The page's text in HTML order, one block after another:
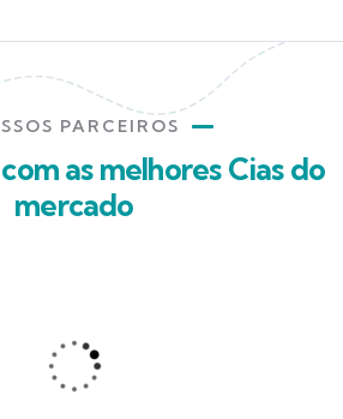
PARCEIROS
as melhores Cias do
mercado